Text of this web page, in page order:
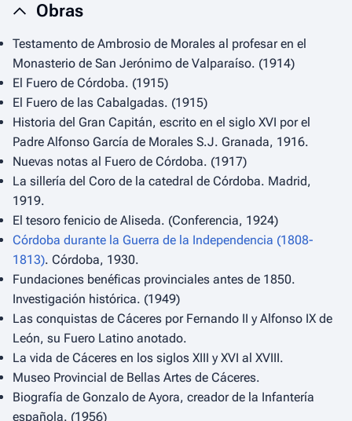
Obras
Testamento de Ambrosio de Morales al profesar en el
Monasterio de San Jerónimo de Valparaíso. (1914)
El Fuero de Córdoba. (1915)
El Fuero de las Cabalgadas. (1915)
Historia del Gran Capitán, escrito en el siglo XVI por el
Padre Alfonso García de Morales S.J. Granada, 1916.
Nuevas notas al Fuero de Córdoba. (1917)
La sillería del Coro de la catedral de Córdoba. Madrid,
1919.
El tesoro fenicio de Aliseda. (Conferencia, 1924)
Córdoba durante la Guerra de la Independencia (1808-
1813). Córdoba, 1930.
Fundaciones benéficas provinciales antes de 1850.
Investigación histórica. (1949)
Las conquistas de Cáceres por Fernando II y Alfonso IX de
León, su Fuero Latino anotado.
La vida de Cáceres en los siglos XIII y XVI al XVIII.
Museo Provincial de Bellas Artes de Cáceres.
Biografía de Gonzalo de Ayora, creador de la Infantería
española. (1956)